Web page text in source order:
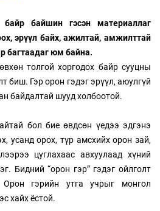
байшин гэсэн материаллаг
эрүүл байх, ажилтай, амжилттай
багтаадаг юм байна.
толгой хоргодох байр сууцны
биш. Гэр орон гэдэг эрүүл, аюулгүй
байдалтай шууд холбоотой.
бол бие өвдсөн үедээ эдгэнэ
усанд орох, түр амсхийх орон зай,
цуглахаас авхуулаад хүний
Бидний “орон гэр” гэдэг ойлголт
гэрийн утга учрыг монгол
хайх ёстой.